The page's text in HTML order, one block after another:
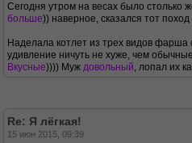
Сегодня утром на весах было столько
больше)) наверное, сказался тот поход
Наделала котлет из трех видов фарша
удивление ничуть не хуже, чем
Вкусные)))) Муж довольный, лопал их
Re: Я лёгкая!
15 июн 2015, 09:39